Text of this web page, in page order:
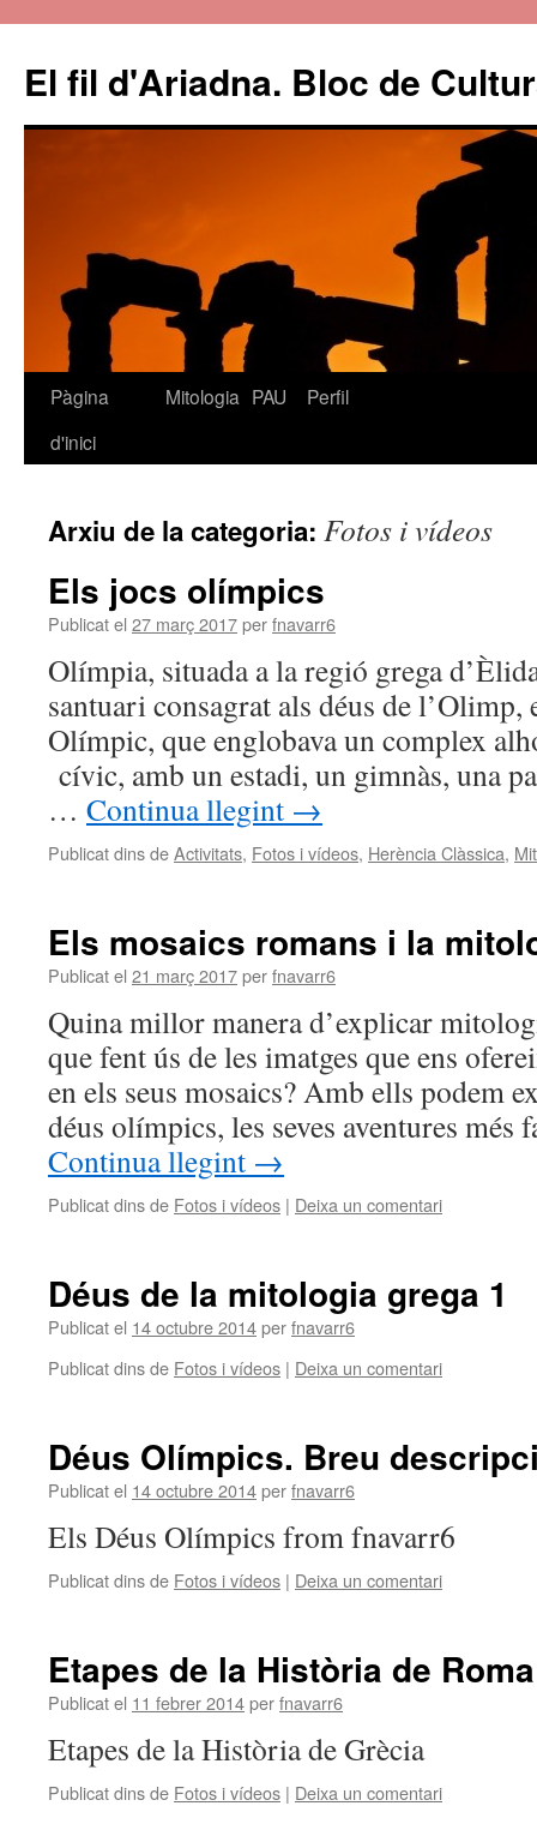
El fil d'Ariadna. Bloc de
Vés
Pàgina
d'inici
Mitologia PAU Perfil
Arxiu de la categoria: Fotos i vídeos
Els jocs olímpics
Publicat el 27 març 2017perfnavarr6
Olímpia, situada a la regió grega
santuari consagrat als déus de l’Olimp,
Olímpic, que englobava un complex
cívic, amb un estadi, un gimnàs, una
… Continua llegint →
Publicat dins deActivitats, Fotos i vídeos, Herència Clàssica,
Els mosaics romans i la
Publicat el 21 març 2017perfnavarr6
Quina millor manera d’explicar
que fent ús de les imatges que ens
en els seus mosaics? Amb ells podem
déus olímpics, les seves aventures més
Continua llegint →
Publicat dins de Fotos i vídeos | Deixa un comentari
Déus de la mitologia grega 1
Publicat el 14 octubre 2014perfnavarr6
Publicat dins de Fotos i vídeos | Deixa un comentari
Déus Olímpics. Breu
Publicat el 14 octubre 2014perfnavarr6
Els Déus Olímpics from fnavarr6
Publicat dins de Fotos i vídeos | Deixa un comentari
Etapes de la Història de Roma
Publicat el 11 febrer 2014perfnavarr6
Etapes de la Història de Grècia
Publicat dins de Fotos i vídeos | Deixa un comentari